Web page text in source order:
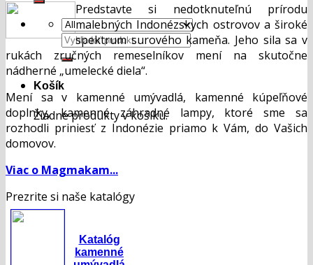
Hľadať:
Košík
Žiadne produkty v košíku.
Predstavte si nedotknuteľnú prírodu
malebných Indonézskych ostrovov a široké
spektrum surového kameňa. Jeho sila sa v
rukách zručných remeselníkov mení na skutočne
nádherné „umelecké diela“.
Mení sa v kamenné umývadlá, kamenné kúpeľňové
doplnky, kamenné záhradné lampy, ktoré sme sa
rozhodli priniesť z Indonézie priamo k Vám, do Vašich
domovov.
Viac o Magmakam...
Prezrite si naše katalógy
Katalóg
kamenné